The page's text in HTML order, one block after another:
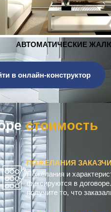
ЖАЛЮЗИ
в онлайн-конструктор
ком
ПОЖЕЛАНИЯ
Пожелания и
фиксируются в
получите то, что